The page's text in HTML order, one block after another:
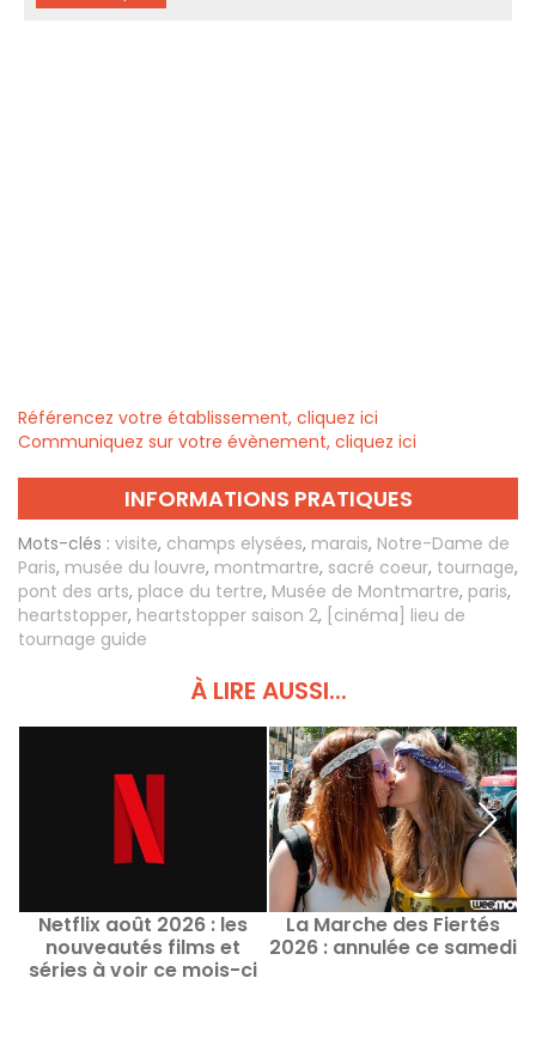
Référencez votre établissement, cliquez ici
Communiquez sur votre évènement, cliquez ici
INFORMATIONS PRATIQUES
Mots-clés : visite, champs elysées, marais, Notre-Dame de
Paris, musée du louvre, montmartre, sacré coeur, tournage,
pont des arts, place du tertre, Musée de Montmartre, paris,
heartstopper, heartstopper saison 2, [cinéma] lieu de
tournage guide
À LIRE AUSSI...
Netflix août 2026 : les
nouveautés films et
séries à voir ce mois-ci
La Marche des Fiertés
2026 : annulée ce samedi